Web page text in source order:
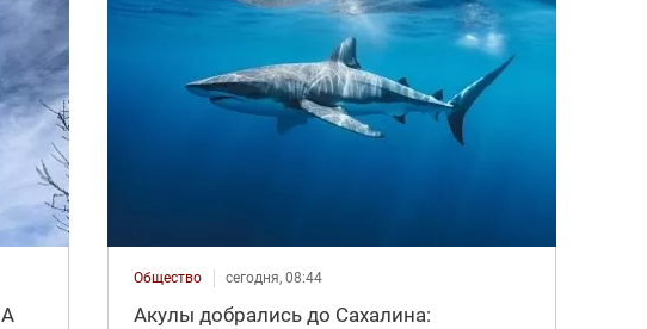
Общество сегодня, 08:44
Акулы добрались до Сахалина: